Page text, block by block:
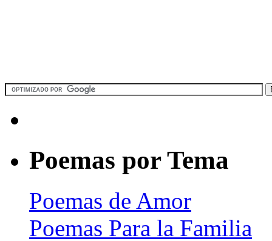
Poemas por Tema
Poemas de Amor
Poemas Para la Familia